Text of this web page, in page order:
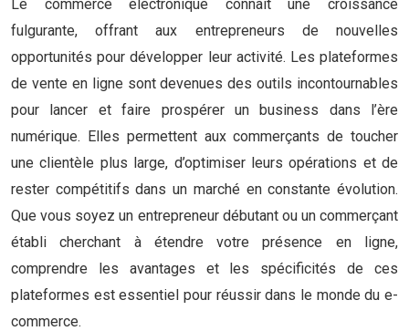
Le commerce électronique connaît une croissance
fulgurante, offrant aux entrepreneurs de nouvelles
opportunités pour développer leur activité. Les plateformes
de vente en ligne sont devenues des outils incontournables
pour lancer et faire prospérer un business dans l’ère
numérique. Elles permettent aux commerçants de toucher
une clientèle plus large, d’optimiser leurs opérations et de
rester compétitifs dans un marché en constante évolution.
Que vous soyez un entrepreneur débutant ou un commerçant
établi cherchant à étendre votre présence en ligne,
comprendre les avantages et les spécificités de ces
plateformes est essentiel pour réussir dans le monde du e-
commerce.